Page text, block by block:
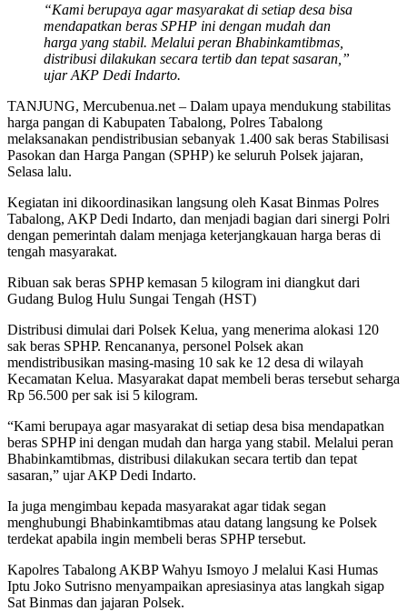
“Kami berupaya agar masyarakat di setiap desa bisa
mendapatkan beras SPHP ini dengan mudah dan
harga yang stabil. Melalui peran Bhabinkamtibmas,
distribusi dilakukan secara tertib dan tepat sasaran,”
ujar AKP Dedi Indarto.
TANJUNG, Mercubenua.net – Dalam upaya mendukung stabilitas
harga pangan di Kabupaten Tabalong, Polres Tabalong
melaksanakan pendistribusian sebanyak 1.400 sak beras Stabilisasi
Pasokan dan Harga Pangan (SPHP) ke seluruh Polsek jajaran,
Selasa lalu.
Kegiatan ini dikoordinasikan langsung oleh Kasat Binmas Polres
Tabalong, AKP Dedi Indarto, dan menjadi bagian dari sinergi Polri
dengan pemerintah dalam menjaga keterjangkauan harga beras di
tengah masyarakat.
Ribuan sak beras SPHP kemasan 5 kilogram ini diangkut dari
Gudang Bulog Hulu Sungai Tengah (HST)
Distribusi dimulai dari Polsek Kelua, yang menerima alokasi 120
sak beras SPHP. Rencananya, personel Polsek akan
mendistribusikan masing-masing 10 sak ke 12 desa di wilayah
Kecamatan Kelua. Masyarakat dapat membeli beras tersebut seharga
Rp 56.500 per sak isi 5 kilogram.
“Kami berupaya agar masyarakat di setiap desa bisa mendapatkan
beras SPHP ini dengan mudah dan harga yang stabil. Melalui peran
Bhabinkamtibmas, distribusi dilakukan secara tertib dan tepat
sasaran,” ujar AKP Dedi Indarto.
Ia juga mengimbau kepada masyarakat agar tidak segan
menghubungi Bhabinkamtibmas atau datang langsung ke Polsek
terdekat apabila ingin membeli beras SPHP tersebut.
Kapolres Tabalong AKBP Wahyu Ismoyo J melalui Kasi Humas
Iptu Joko Sutrisno menyampaikan apresiasinya atas langkah sigap
Sat Binmas dan jajaran Polsek.